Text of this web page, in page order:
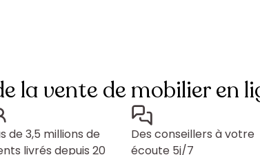
la vente de mobilier en
de 3,5 millions de
livrés depuis 20
Des conseillers à votre
écoute 5j/7